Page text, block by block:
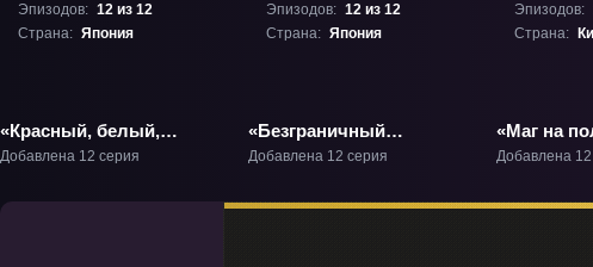
Эпизодов: 12 из 12
Страна: Япония
«Красный, белый,
чёрный, жёлтый:
Добавлена 12 серия
Эпизодов: 12 из 12
Страна: Япония
«Безграничный
Фафнир» ТВ-1
Добавлена 12 серия
Эпизодов:
Страна:
«Маг на
4» ТВ-4
Добавлена